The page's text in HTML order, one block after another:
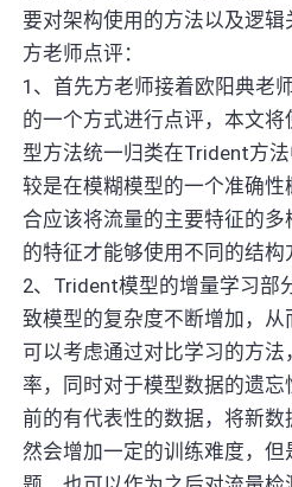
要对架构使用的方法以及逻辑
方老师点评：
1、首先方老师接着欧阳典老
的一个方式进行点评，本文
型方法统一归类在Trident方
较是在模糊模型的一个准确
合应该将流量的主要特征的
的特征才能够使用不同的结构
2、Trident模型的增量学习部
致模型的复杂度不断增加，从
可以考虑通过对比学习的方
率，同时对于模型数据的遗
前的有代表性的数据，将新
然会增加一定的训练难度，